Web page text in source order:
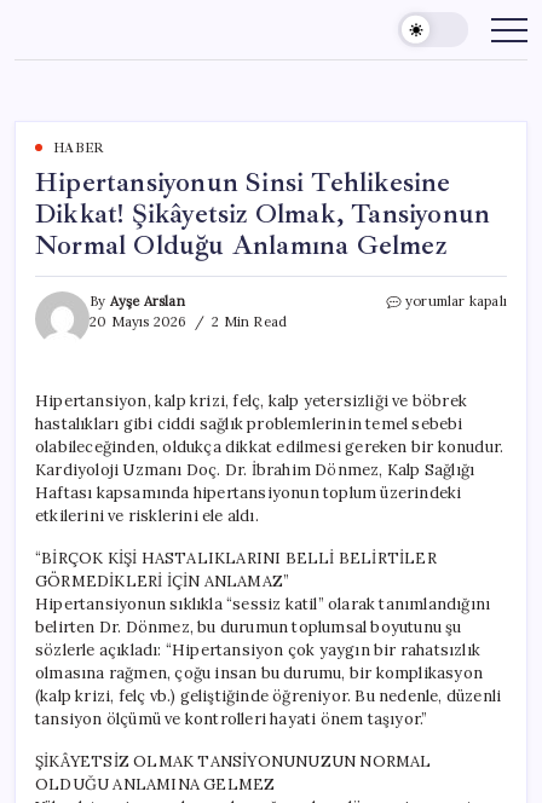
content
HABER
Hipertansiyonun Sinsi Tehlikesine
Dikkat! Şikâyetsiz Olmak, Tansiyonun
Normal Olduğu Anlamına Gelmez
By Ayşe Arslan
20 Mayıs 2026
2 Min Read
Hipertansiyonun
Olmak,
Tansiyonun
Normal
Olduğu
Anlamına
yorumlar kapalı
Hipertansiyon, kalp krizi, felç, kalp yetersizliği ve böbrek
hastalıkları gibi ciddi sağlık problemlerinin temel sebebi
olabileceğinden, oldukça dikkat edilmesi gereken bir konudur.
Kardiyoloji Uzmanı Doç. Dr. İbrahim Dönmez, Kalp Sağlığı
Haftası kapsamında hipertansiyonun toplum üzerindeki
etkilerini ve risklerini ele aldı.
“BİRÇOK KİŞİ HASTALIKLARINI BELLİ BELİRTİLER
GÖRMEDİKLERİ İÇİN ANLAMAZ”
Hipertansiyonun sıklıkla “sessiz katil” olarak tanımlandığını
belirten Dr. Dönmez, bu durumun toplumsal boyutunu şu
sözlerle açıkladı: “Hipertansiyon çok yaygın bir rahatsızlık
olmasına rağmen, çoğu insan bu durumu, bir komplikasyon
(kalp krizi, felç vb.) geliştiğinde öğreniyor. Bu nedenle, düzenli
tansiyon ölçümü ve kontrolleri hayati önem taşıyor.”
ŞİKÂYETSİZ OLMAK TANSİYONUNUZUN NORMAL
OLDUĞU ANLAMINA GELMEZ